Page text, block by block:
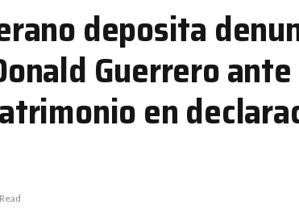
deposita
Guerrero ante
en